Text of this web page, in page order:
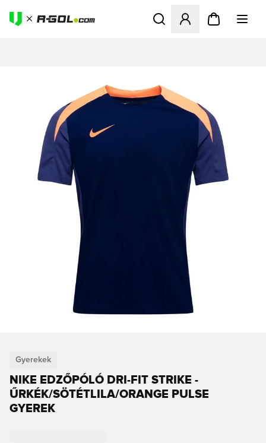
Megnyit egy modált a
Gyerekek
NIKE EDZŐPÓLÓ DRI-FIT STRIKE -
ŰRKÉK/SÖTÉTLILA/ORANGE PULSE
GYEREK